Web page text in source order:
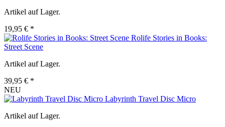
Artikel auf Lager.
19,95 € *
Rolife Stories in Books:
Street Scene
Artikel auf Lager.
39,95 € *
NEU
Labyrinth Travel Disc Micro
Artikel auf Lager.